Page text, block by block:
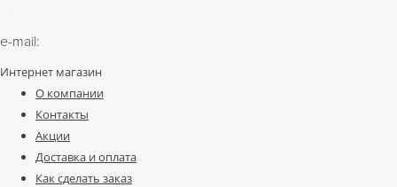
e-mail:
Интернет магазин
О компании
Контакты
Акции
Доставка и оплата
Как сделать заказ